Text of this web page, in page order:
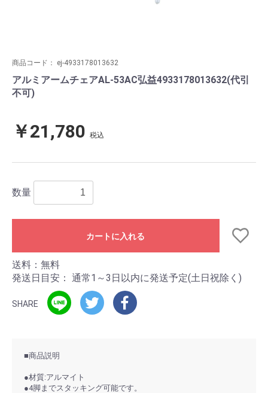
商品コード： ej-4933178013632
アルミアームチェアAL-53AC弘益4933178013632(代引
不可)
￥21,780 税込
数量
カートに入れる
送料：無料
発送日目安： 通常1～3日以内に発送予定(土日祝除く)
SHARE
■商品説明
●材質:アルマイト
●4脚までスタッキング可能です。